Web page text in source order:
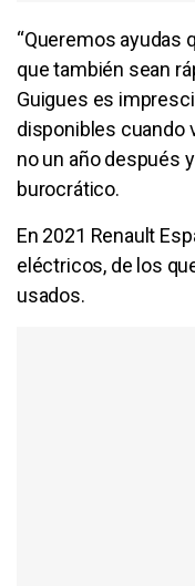
“Queremos ayudas
que también sean
Guigues es
disponibles cuando
no un año después
burocrático.
En 2021 Renault
eléctricos, de los
usados.